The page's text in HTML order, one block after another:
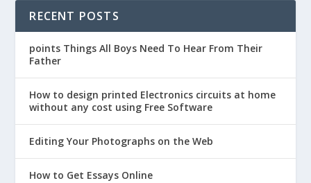
RECENT POSTS
points Things All Boys Need To Hear From Their
Father
How to design printed Electronics circuits at home
without any cost using Free Software
Editing Your Photographs on the Web
How to Get Essays Online